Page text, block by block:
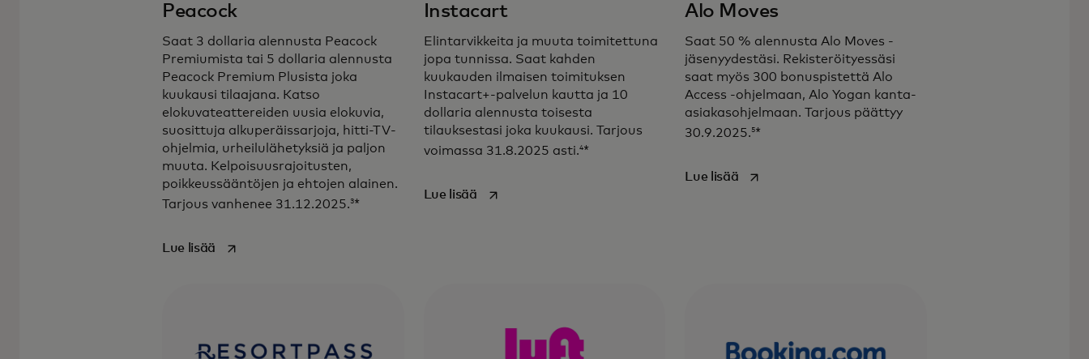
Nauti World Legend Mastercard ‑korttiisi kuuluvista
jännittävistä eduista.
Peacock
Saat 3 dollaria alennusta Peacock
Premiumista tai 5 dollaria alennusta
Peacock Premium Plusista joka
kuukausi tilaajana. Katso
elokuvateattereiden uusia elokuvia,
suosittuja alkuperäissarjoja, hitti-TV-
ohjelmia, urheilulähetyksiä ja paljon
muuta. Kelpoisuusrajoitusten,
poikkeussääntöjen ja ehtojen alainen.
Tarjous vanhenee 31.12.2025. 3*
Lue lisää opens in a new tab
Instacart
Elintarvikkeita ja muuta toimitettuna
jopa tunnissa. Saat kahden
kuukauden ilmaisen toimituksen
Instacart+-palvelun kautta ja 10
dollaria alennusta toisesta
tilauksestasi joka kuukausi. Tarjous
voimassa 31.8.2025 asti.4*
Lue lisääopens in a new tab
Alo Moves
Saat 50 % alennusta Alo Moves -
jäsenyydestäsi. Rekisteröityessäsi
saat myös 300 bonuspistettä Alo
Access -ohjelmaan, Alo Yogan kanta-
asiakasohjelmaan. Tarjous päättyy
30.9.2025.5*
Lue lisääopens in a new tab